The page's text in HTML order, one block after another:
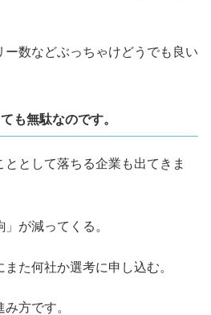
ー数などぶっちゃけどうでも良い
も無駄なのです。
として落ちる企業も出てきま
が減ってくる。
た何社か選考に申し込む。
方です。